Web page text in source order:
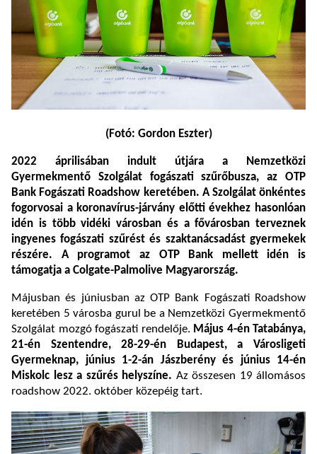
(Fotó: Gordon Eszter)
2022 áprilisában indult útjára a
Nemzetközi
Gyermekmentő Szolgálat fogászati szűrőbusza, az OTP
Bank Fogászati Roadshow keretében. A Szolgálat önkéntes
fogorvosai a koronavírus-járvány előtti évekhez hasonlóan
idén is több vidéki városban és a fővárosban terveznek
ingyenes fogászati szűrést és szaktanácsadást gyermekek
részére. A programot az OTP Bank mellett idén is
támogatja a Colgate-Palmolive Magyarország.
Májusban és júniusban az OTP Bank Fogászati Roadshow
keretében 5 városba gurul be a Nemzetközi Gyermekmentő
Szolgálat mozgó fogászati rendelője. Május 4-én Tatabánya,
21-én Szentendre, 28-29-én Budapest, a Városligeti
Gyermeknap, június 1-2-án Jászberény és június 14-én
Miskolc lesz a szűrés helyszíne. Az összesen 19 állomásos
roadshow 2022. október közepéig tart.